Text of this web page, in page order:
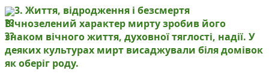
3. Життя, відродження і безсмертя
Вічнозелений характер мирту зробив його
знаком вічного життя, духовної тяглості, надії. У
деяких культурах мирт висаджували біля домівок
як оберіг роду.